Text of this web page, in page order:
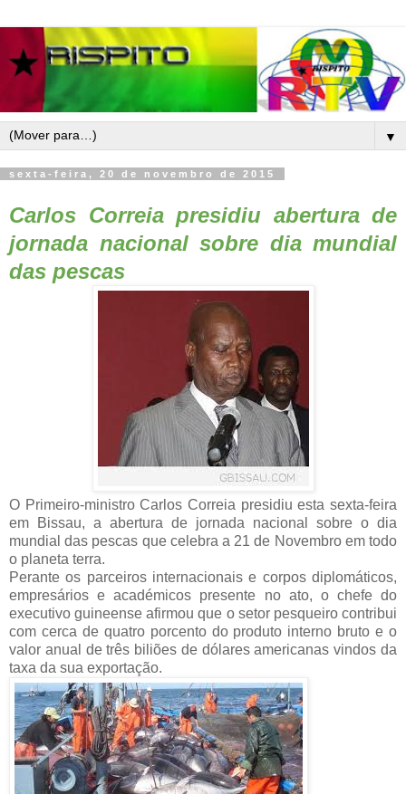
▼
sexta-feira, 20 de novembro de 2015
Carlos Correia presidiu abertura de
jornada nacional sobre dia mundial
das pescas
O Primeiro-ministro Carlos Correia presidiu esta sexta-feira
em Bissau, a abertura de jornada nacional sobre o dia
mundial das pescas que celebra a 21 de Novembro em todo
o planeta terra.
Perante os parceiros internacionais e corpos diplomáticos,
empresários e académicos presente no ato, o chefe do
executivo guineense afirmou que o setor pesqueiro contribui
com cerca de quatro porcento do produto interno bruto e o
valor anual de três biliões de dólares americanas vindos da
taxa da sua exportação.